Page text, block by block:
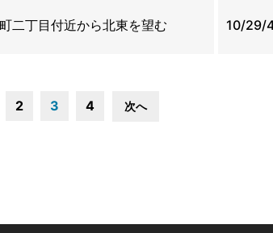
二丁目付近から北東を望む 10/29/
2 3 4 次へ